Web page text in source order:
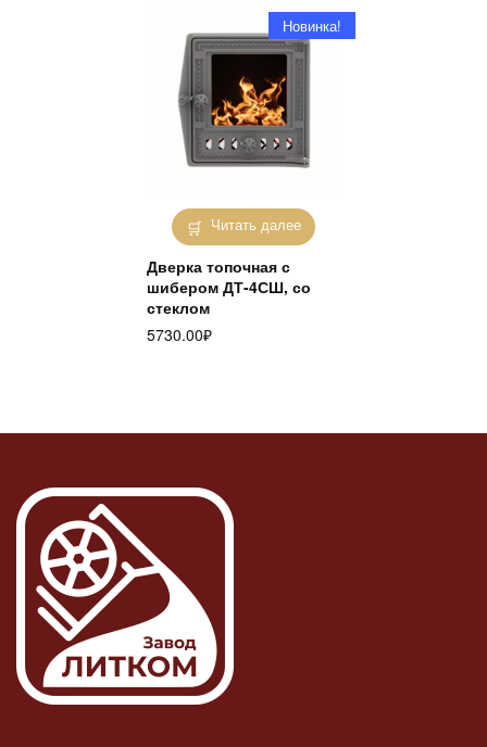
Читать далее
Новинка!
Дверка топочная с
шибером ДТ-4СШ, со
стеклом
5730.00₽